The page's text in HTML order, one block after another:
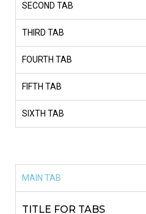
SECOND TAB
THIRD TAB
FOURTH TAB
FIFTH TAB
SIXTH TAB
MAIN TAB
TITLE FOR TABS